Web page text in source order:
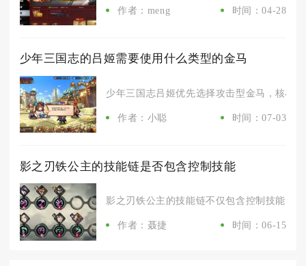
作者：meng 时间：04-28
少年三国志的吕姬需要使用什么类型的金马
少年三国志吕姬优先选择攻击型金马，核心
作者：小聪 时间：07-03
影之刃铁公主的技能链是否包含控制技能
影之刃铁公主的技能链不仅包含控制技能，
作者：聂捷 时间：06-15